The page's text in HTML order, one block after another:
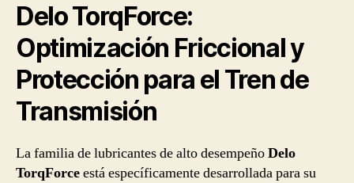
Delo TorqForce:
Optimización Friccional y
Protección para el Tren de
Transmisión
La familia de lubricantes de alto desempeñoDelo
TorqForceestá específicamente desarrollada para su